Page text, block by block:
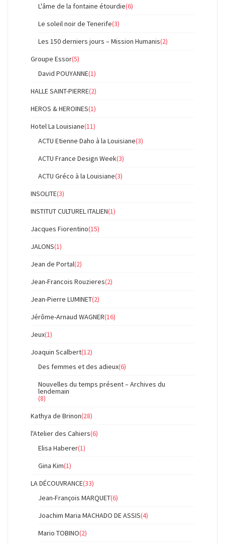
L'âme de la fontaine étourdie(6)
Le soleil noir de Tenerife(3)
Les 150 derniers jours – Mission Humanis(2)
Groupe Essor(5)
David POUYANNE(1)
HALLE SAINT-PIERRE(2)
HEROS & HEROINES(1)
Hotel La Louisiane(11)
ACTU Etienne Daho à la Louisiane(3)
ACTU France Design Week(3)
ACTU Gréco à la Louisiane(3)
INSOLITE(3)
INSTITUT CULTUREL ITALIEN(1)
Jacques Fiorentino(15)
JALONS(1)
Jean de Portal(2)
Jean-Francois Rouzieres(2)
Jean-Pierre LUMINET(2)
Jérôme-Arnaud WAGNER(16)
Jeux(1)
Joaquin Scalbert(12)
Des femmes et des adieux(6)
Nouvelles du temps présent – Archives du
lendemain
(8)
Kathya de Brinon(28)
l'Atelier des Cahiers(6)
Elisa Haberer(1)
Gina Kim(1)
LA DÉCOUVRANCE(33)
Jean-François MARQUET(6)
Joachim Maria MACHADO DE ASSIS(4)
Mario TOBINO(2)